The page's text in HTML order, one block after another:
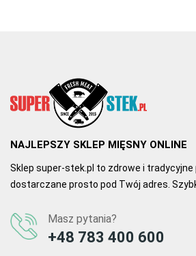
NAJLEPSZY SKLEP MIĘSNY ONLINE
Sklep super-stek.pl to zdrowe i tradycyjne
dostarczane prosto pod Twój adres.
Masz pytania?
+48 783 400 600